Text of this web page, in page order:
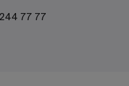
77 77